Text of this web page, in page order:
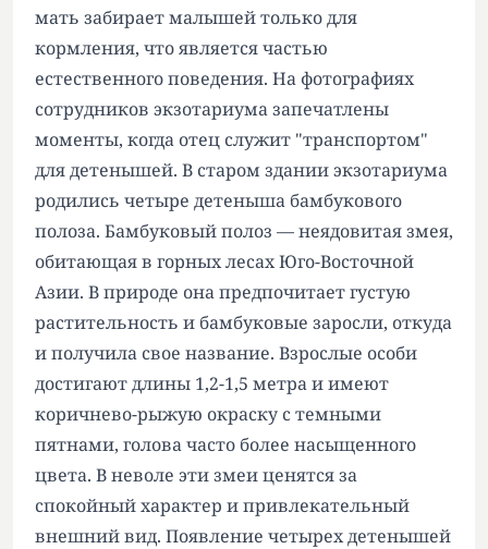
мать забирает малышей только для
кормления, что является частью
естественного поведения. На фотографиях
сотрудников экзотариума запечатлены
моменты, когда отец служит "транспортом"
для детенышей. В старом здании экзотариума
родились четыре детеныша бамбукового
полоза. Бамбуковый полоз — неядовитая змея,
обитающая в горных лесах Юго-Восточной
Азии. В природе она предпочитает густую
растительность и бамбуковые заросли, откуда
и получила свое название. Взрослые особи
достигают длины 1,2-1,5 метра и имеют
коричнево-рыжую окраску с темными
пятнами, голова часто более насыщенного
цвета. В неволе эти змеи ценятся за
спокойный характер и привлекательный
внешний вид. Появление четырех детенышей